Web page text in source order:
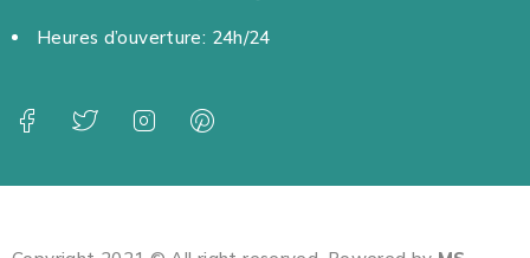
Heures d’ouverture: 24h/24